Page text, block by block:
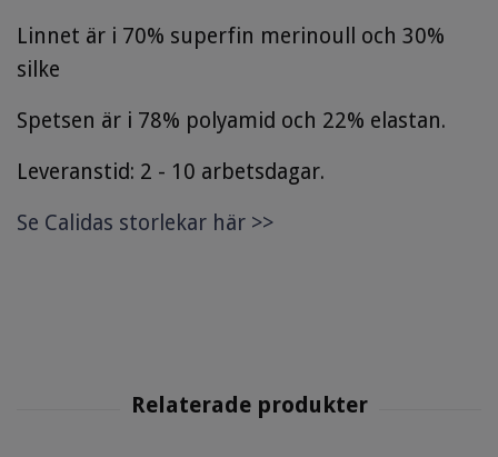
Linnet är i 70% superfin merinoull och 30%
silke
Spetsen är i 78% polyamid och 22% elastan.
Leveranstid: 2 - 10 arbetsdagar.
Se Calidas storlekar här >>